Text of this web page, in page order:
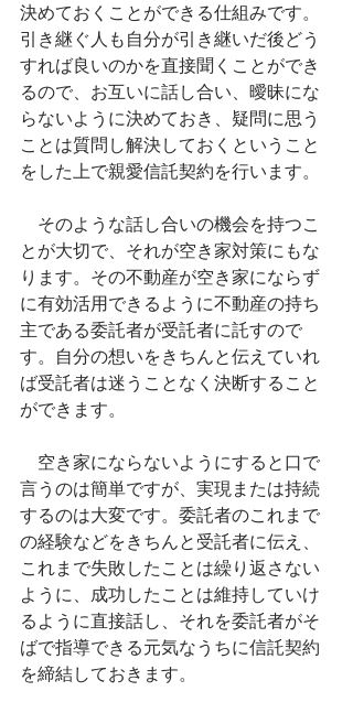
決めておくことができる仕組みです。
引き継ぐ人も自分が引き継いだ後どう
すれば良いのかを直接聞くことができ
るので、お互いに話し合い、曖昧にな
らないように決めておき、疑問に思う
ことは質問し解決しておくということ
をした上で親愛信託契約を行います。
そのような話し合いの機会を持つこ
とが大切で、それが空き家対策にもな
ります。その不動産が空き家にならず
に有効活用できるように不動産の持ち
主である委託者が受託者に託すので
す。自分の想いをきちんと伝えていれ
ば受託者は迷うことなく決断すること
ができます。
空き家にならないようにすると口で
言うのは簡単ですが、実現または持続
するのは大変です。委託者のこれまで
の経験などをきちんと受託者に伝え、
これまで失敗したことは繰り返さない
ように、成功したことは維持していけ
るように直接話し、それを委託者がそ
ばで指導できる元気なうちに信託契約
を締結しておきます。